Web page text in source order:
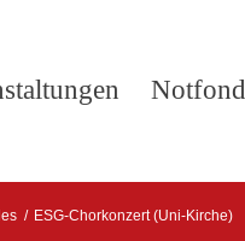
/ ESG-Chorkonzert (Uni-Kirche)